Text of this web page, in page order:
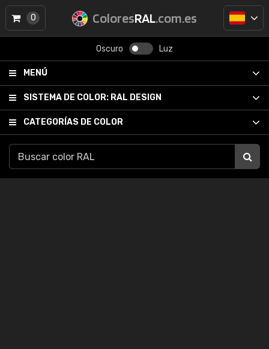
ColoresRAL.com.es
Oscuro Luz
MENÚ
SISTEMA DE COLOR: RAL DESIGN
CATEGORÍAS DE COLOR
0